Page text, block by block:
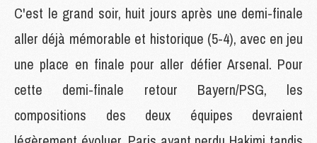
C'est le grand soir, huit jours après une demi-finale
aller déjà mémorable et historique (5-4), avec en jeu
une place en finale pour aller défier Arsenal. Pour
cette demi-finale retour Bayern/PSG, les
compositions des deux équipes devraient